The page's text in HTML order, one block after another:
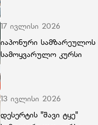
17 ივლისი 2026
იაპონური სამზარეულოს
სამოყვარულო კურსი
13 ივლისი 2026
დესერტის "შავი ტყე"